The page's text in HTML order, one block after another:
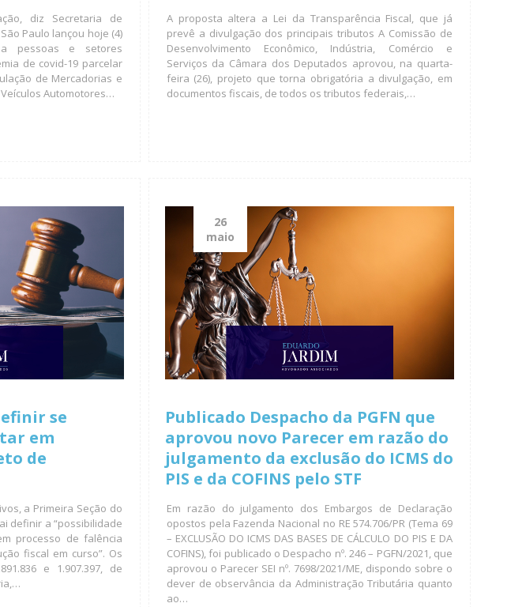
diz Secretaria de
Paulo lançou hoje (4)
pessoas e setores
de covid-19 parcelar
de Mercadorias e
Veículos Automotores…
A proposta altera a Lei da Transparência Fiscal, que já
prevê a divulgação dos principais tributos A Comissão de
Desenvolvimento Econômico, Indústria, Comércio e
Serviços da Câmara dos Deputados aprovou, na quarta-
feira (26), projeto que torna obrigatória a divulgação, em
documentos fiscais, de todos os tributos federais,…
se
em
de
a Primeira Seção do
definir a “possibilidade
processo de falência
fiscal em curso”. Os
e 1.907.397, de
26
maio
Publicado Despacho da PGFN que
aprovou novo Parecer em razão do
julgamento da exclusão do ICMS do
PIS e da COFINS pelo STF
Em razão do julgamento dos Embargos de Declaração
opostos pela Fazenda Nacional no RE 574.706/PR (Tema 69
– EXCLUSÃO DO ICMS DAS BASES DE CÁLCULO DO PIS E DA
COFINS), foi publicado o Despacho nº. 246 – PGFN/2021, que
aprovou o Parecer SEI nº. 7698/2021/ME, dispondo sobre o
dever de observância da Administração Tributária quanto
ao…